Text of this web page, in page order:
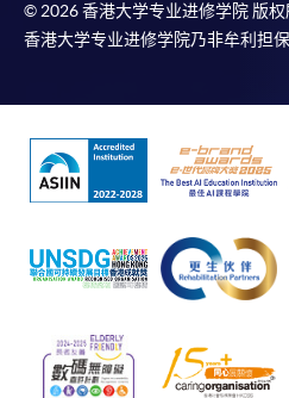
© 2026 香港大学专业进修学院 版权
香港大学专业进修学院乃非牟利担